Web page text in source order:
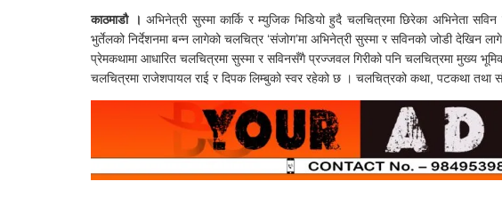
काठमाडौ ।अभिनेत्री सुस्मा कार्कि र म्युजिक भिडियो हुदै चलचित्रमा छिरेका अभिनेता
भुर्तेलको निर्देशनमा बन्न लागेको चलचित्र ‘संजोग’मा अभिनेत्री सुस्मा र सविनको जोडी देखिन
प्रेमकथामा आधारित चलचित्रमा सुस्मा र सविनसँगै प्रज्जवल गिरीको पनि चलचित्रमा मुख्य
चलचित्रमा राजेशपायल राई र दिपक लिम्बुको स्वर रहेको छ । चलचित्रको कथा, पटकथा तथा